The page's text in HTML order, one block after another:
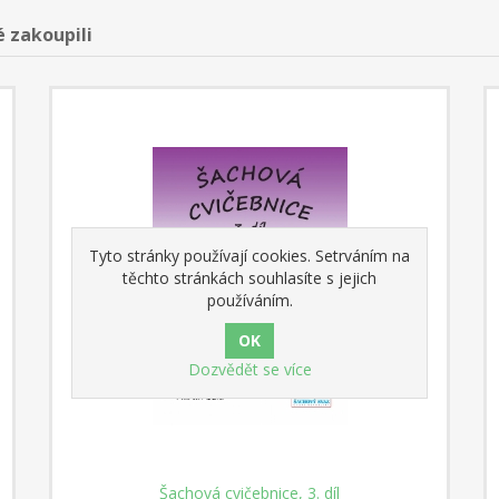
zakoupili
Šachová cvičebnice, 3. díl
Tyto stránky používají cookies. Setrváním na
těchto stránkách souhlasíte s jejich
používáním.
Dozvědět se více